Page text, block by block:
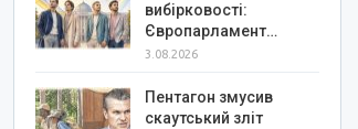
вибірковості:
Європарламент…
3.08.2026
Пентагон змусив
скаутський зліт